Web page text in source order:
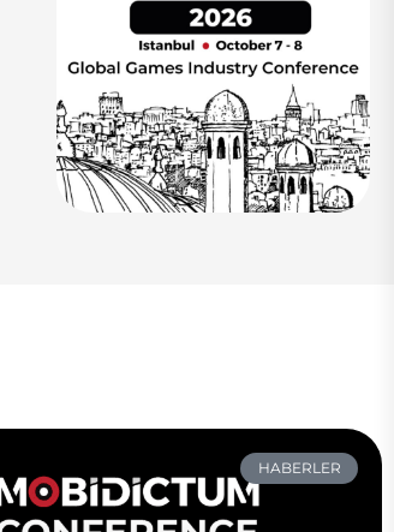
HABERLER